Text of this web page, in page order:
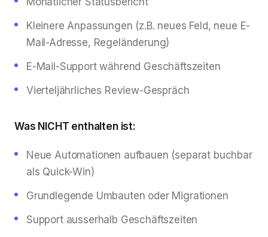
Kleinere Anpassungen (z.B. neues Feld, neue E-
Mail-Adresse, Regeländerung)
E-Mail-Support während Geschäftszeiten
Vierteljährliches Review-Gespräch
Was NICHT enthalten ist:
Neue Automationen aufbauen (separat buchbar
als Quick-Win)
Grundlegende Umbauten oder Migrationen
Support ausserhalb Geschäftszeiten